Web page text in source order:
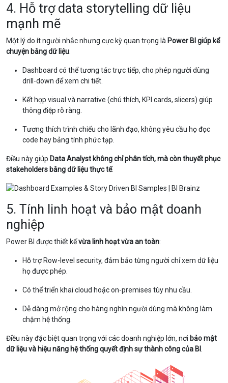
4. Hỗ trợ data storytelling dữ liệu
mạnh mẽ
Một lý do ít người nhắc nhưng cực kỳ quan trọng là Power BI giúp kể
chuyện bằng dữ liệu:
Dashboard có thể tương tác trực tiếp, cho phép người dùng
drill-down để xem chi tiết.
Kết hợp visual và narrative (chú thích, KPI cards, slicers) giúp
thông điệp rõ ràng.
Tương thích trình chiếu cho lãnh đạo, không yêu cầu họ đọc
code hay bảng tính phức tạp.
Điều này giúp Data Analyst không chỉ phân tích, mà còn thuyết phục
stakeholders bằng dữ liệu thực tế.
5. Tính linh hoạt và bảo mật doanh
nghiệp
Power BI được thiết kếvừa linh hoạt vừa an toàn:
Hỗ trợ Row-level security, đảm bảo từng người chỉ xem dữ liệu
họ được phép.
Có thể triển khai cloud hoặc on-premises tùy nhu cầu.
Dễ dàng mở rộng cho hàng nghìn người dùng mà không làm
chậm hệ thống.
Điều này đặc biệt quan trọng với các doanh nghiệp lớn, nơi bảo mật
dữ liệu và hiệu năng hệ thống quyết định sự thành công của BI